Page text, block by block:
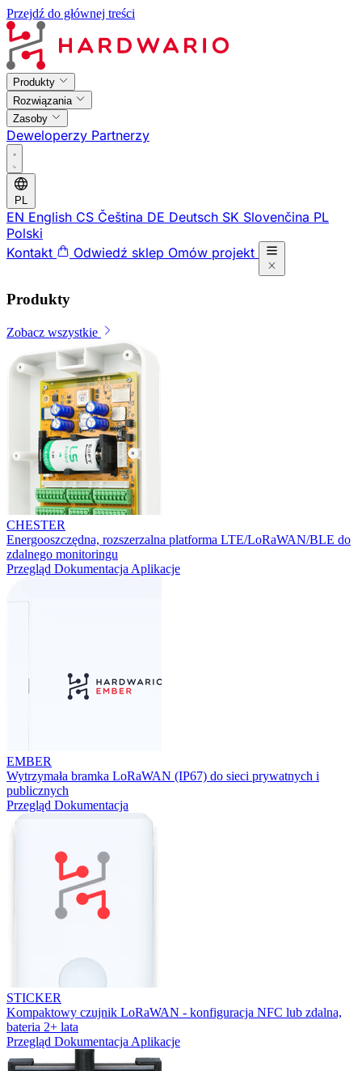
Przejdź do głównej treści
Produkty
Rozwiązania
Zasoby
Deweloperzy Partnerzy
PL
EN English CS Čeština DE Deutsch SK Slovenčina PL
Polski
Kontakt
Odwiedź sklep Omów projekt
Produkty
Zobacz wszystkie
CHESTER
Energooszczędna, rozszerzalna platforma LTE/LoRaWAN/BLE do
zdalnego monitoringu
Przegląd Dokumentacja Aplikacje
EMBER
Wytrzymała bramka LoRaWAN (IP67) do sieci prywatnych i
publicznych
Przegląd Dokumentacja
STICKER
Kompaktowy czujnik LoRaWAN - konfiguracja NFC lub zdalna,
bateria 2+ lata
Przegląd Dokumentacja Aplikacje